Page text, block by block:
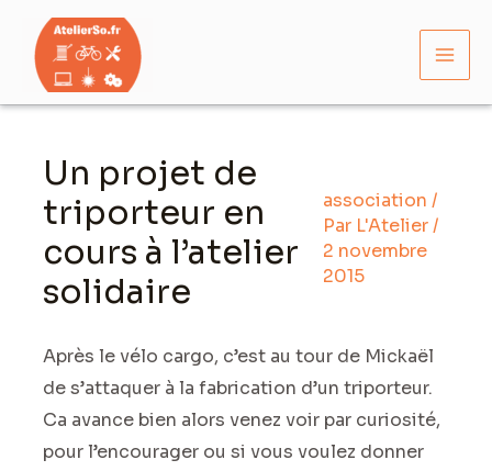
contenu
Un projet de
triporteur en
cours à l’atelier
solidaire
association /
Par L'Atelier/
2 novembre
2015
Après le vélo cargo, c’est au tour de Mickaël
de s’attaquer à la fabrication d’un triporteur.
Ca avance bien alors venez voir par curiosité,
pour l’encourager ou si vous voulez donner
Navigation
articles